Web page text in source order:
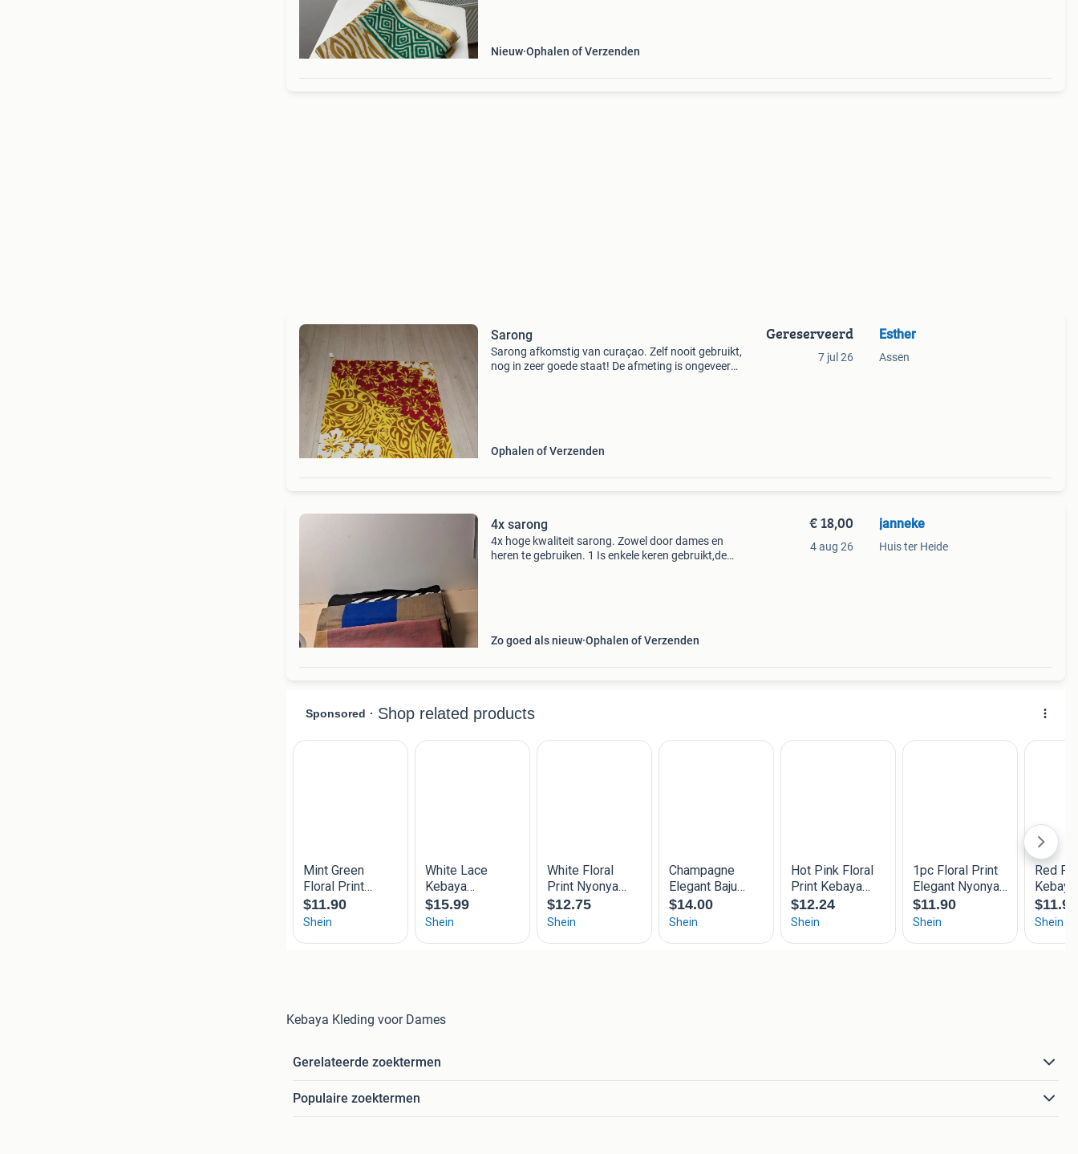
Nieuw Ophalen of Verzenden
Sarong
Sarong afkomstig van curaçao. Zelf nooit gebruikt,
nog in zeer goede staat! De afmeting is ongeveer
Ophalen of Verzenden
Gereserveerd
7 jul 26
Esther
Assen
4x sarong
4x hoge kwaliteit sarong. Zowel door dames en
heren te gebruiken. 1 Is enkele keren gebruikt,de
Zo goed als nieuw Ophalen of Verzenden
€ 18,00
4 aug 26
janneke
Huis ter Heide
Kebaya Kleding voor Dames
Gerelateerde zoektermen
Populaire zoektermen